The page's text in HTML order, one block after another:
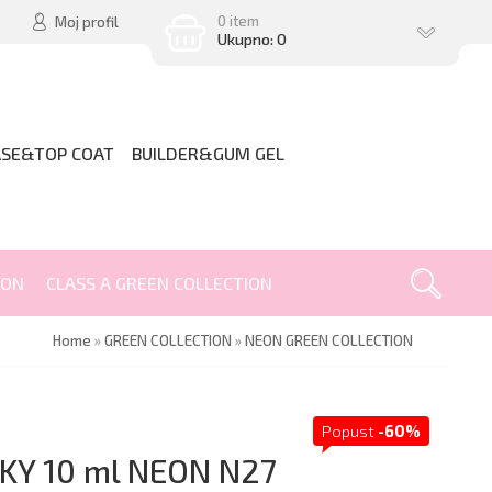
Moj profil 0 item
Ukupno: 0
COAT BUILDER&GUM GEL
CLASS A GREEN COLLECTION
Home »GREEN COLLECTION »NEON GREEN COLLECTION
Popust -60%
10 ml NEON N27